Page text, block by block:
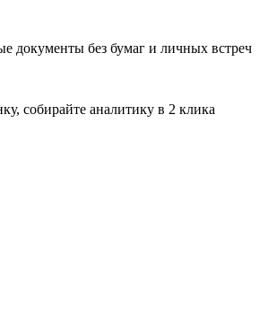
документы без бумаг и личных встреч
собирайте аналитику в 2 клика